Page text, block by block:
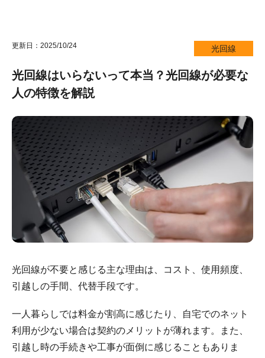
更新日：2025/10/24 光回線
光回線はいらないって本当？光回線が必要な
人の特徴を解説
光回線が不要と感じる主な理由は、コスト、使用頻度、
引越しの手間、代替手段です。
一人暮らしでは料金が割高に感じたり、自宅でのネット
利用が少ない場合は契約のメリットが薄れます。また、
引越し時の手続きや工事が面倒に感じることもありま